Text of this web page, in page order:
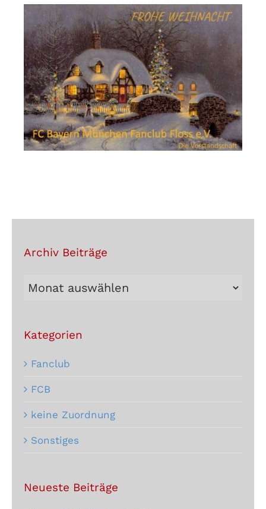
Archiv Beiträge
Beiträge
Kategorien
Fanclub
FCB
keine Zuordnung
Sonstiges
Neueste Beiträge